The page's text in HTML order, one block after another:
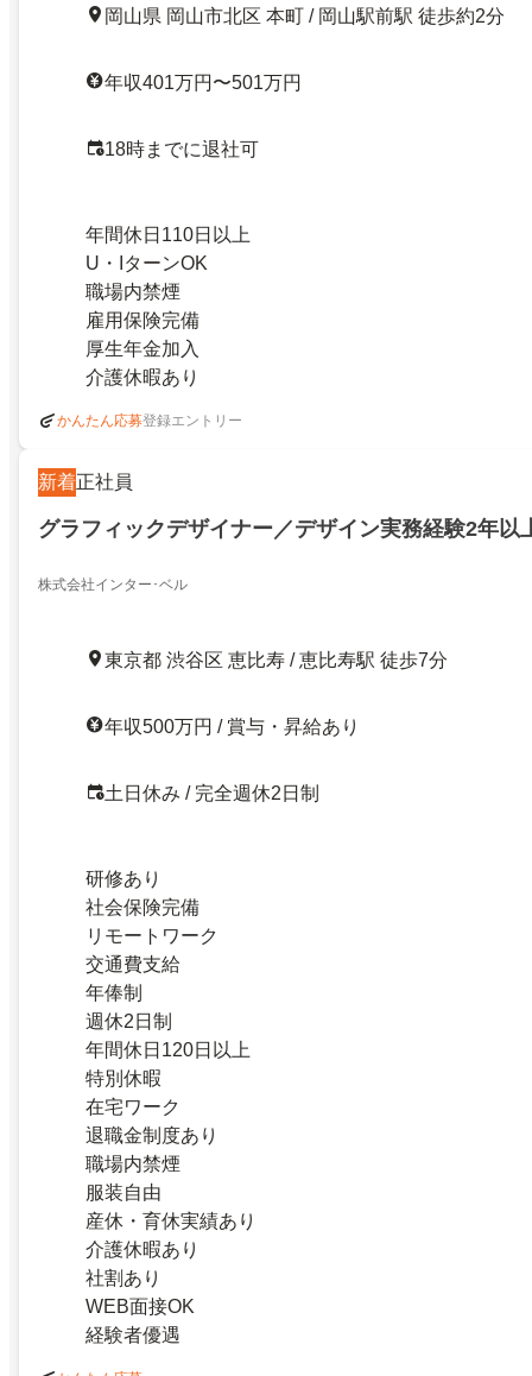
岡山県 岡山市北区 本町 / 岡山駅前駅 徒歩約2分
年収401万円〜501万円
18時までに退社可
年間休日110日以上
U・IターンOK
職場内禁煙
雇用保険完備
厚生年金加入
介護休暇あり
かんたん応募登録エントリー
新着正社員
グラフィックデザイナー／デザイン実務経験2年以
株式会社インター･ベル
東京都 渋谷区 恵比寿 / 恵比寿駅 徒歩7分
年収500万円 / 賞与・昇給あり
土日休み / 完全週休2日制
研修あり
社会保険完備
リモートワーク
交通費支給
年俸制
週休2日制
年間休日120日以上
特別休暇
在宅ワーク
退職金制度あり
職場内禁煙
服装自由
産休・育休実績あり
介護休暇あり
社割あり
WEB面接OK
経験者優遇